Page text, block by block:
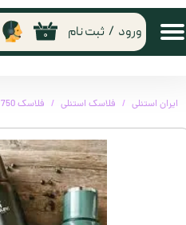
۰ ورود / ثبت نام
ایران استنلی فلاسک استنلی فلاسک 750 میلی لیتر استنلی ادونچر سری to go